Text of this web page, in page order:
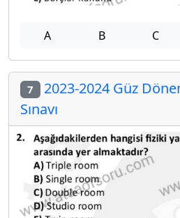
A B C
7 2023-2024 Güz
Sınavı